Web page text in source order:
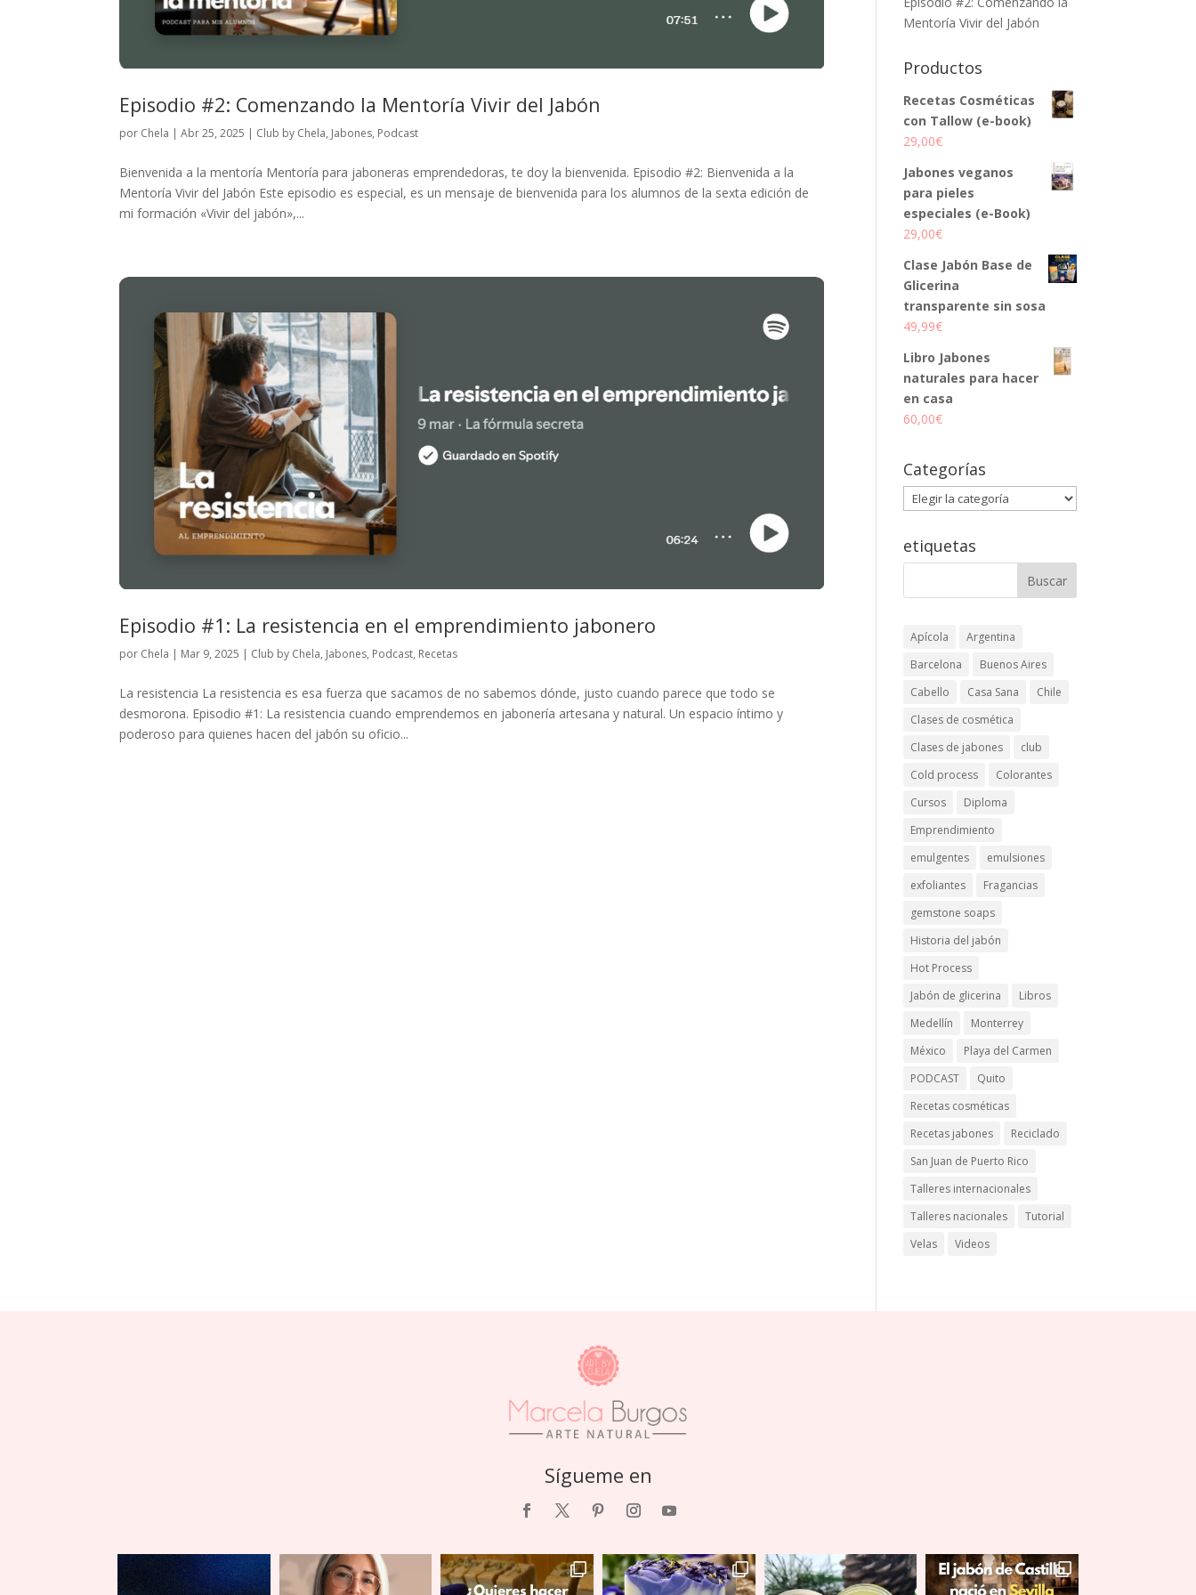
Episodio #2: Comenzando la Mentoría Vivir del Jabón
por Chela |Abr 25, 2025 | Club by Chela, Jabones, Podcast
Bienvenida a la mentoría Mentoría para jaboneras emprendedoras, te doy la bienvenida. Episodio #2: Bienvenida a la
Mentoría Vivir del Jabón Este episodio es especial, es un mensaje de bienvenida para los alumnos de la sexta edición de
mi formación «Vivir del jabón»,...
Episodio #1: La resistencia en el emprendimiento jabonero
por Chela | Mar 9, 2025 | Club by Chela, Jabones, Podcast, Recetas
La resistencia La resistencia es esa fuerza que sacamos de no sabemos dónde, justo cuando parece que todo se
desmorona. Episodio #1: La resistencia cuando emprendemos en jabonería artesana y natural. Un espacio íntimo y
poderoso para quienes hacen del jabón su oficio...
Mentoría Vivir del Jabón
Productos
Recetas Cosméticas
con Tallow (e-book)
29,00€
Jabones veganos
para pieles
especiales (e-Book)
29,00€
Clase Jabón Base de
Glicerina
transparente sin sosa
49,99€
Libro Jabones
naturales para hacer
en casa
60,00€
Categorías
Categorías
etiquetas
Apícola
Argentina
Barcelona
Buenos Aires
Cabello
Casa Sana
Chile
Clases de cosmética
Clases de jabones
club
Cold process
Colorantes
Cursos
Diploma
Emprendimiento
emulgentes
emulsiones
exfoliantes
Fragancias
gemstone soaps
Historia del jabón
Hot Process
Jabón de glicerina
Libros
Medellín
Monterrey
México
Playa del Carmen
PODCAST
Quito
Recetas cosméticas
Recetas jabones
Reciclado
San Juan de Puerto Rico
Talleres internacionales
Talleres nacionales
Tutorial
Velas
Videos
Sígueme en